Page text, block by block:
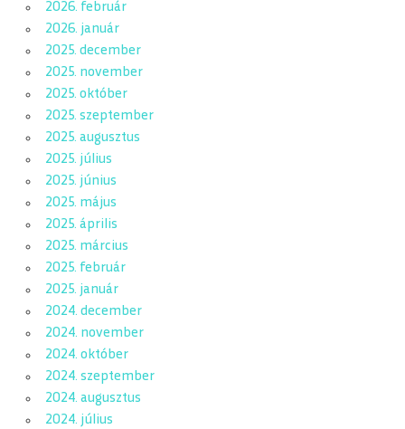
2026. február
2026. január
2025. december
2025. november
2025. október
2025. szeptember
2025. augusztus
2025. július
2025. június
2025. május
2025. április
2025. március
2025. február
2025. január
2024. december
2024. november
2024. október
2024. szeptember
2024. augusztus
2024. július